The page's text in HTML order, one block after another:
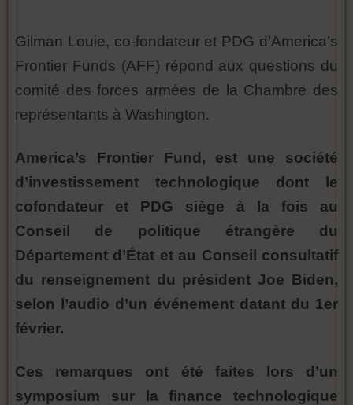
Gilman Louie, co-fondateur et PDG d’America’s
Frontier Funds (AFF) répond aux questions du
comité des forces armées de la Chambre des
représentants à Washington.
America’s Frontier Fund, est une société
d’investissement technologique dont le
cofondateur et PDG siège à la fois au
Conseil de politique étrangère du
Département d’État et au Conseil consultatif
du renseignement du président Joe Biden,
selon l’audio d’un événement datant du 1er
février.
Ces remarques ont été faites lors d’un
symposium sur la finance technologique